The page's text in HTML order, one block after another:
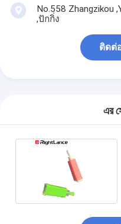
No.558 Zhangzikou
,ปักกิ่ง
ติดต่
এর